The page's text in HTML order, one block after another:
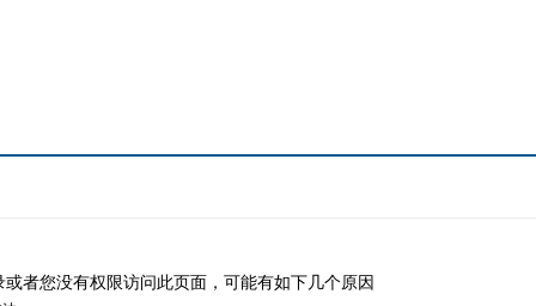
或者您没有权限访问此页面，可能有如下几个原因